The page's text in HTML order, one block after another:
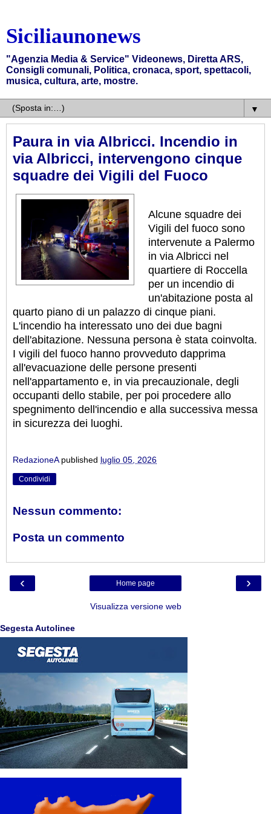
Siciliaunonews
"Agenzia Media & Service" Videonews, Diretta ARS,
Consigli comunali, Politica, cronaca, sport, spettacoli,
musica, cultura, arte, mostre.
▼
Paura in via Albricci. Incendio in
via Albricci, intervengono cinque
squadre dei Vigili del Fuoco
Alcune squadre dei
Vigili del fuoco sono
intervenute a Palermo
in via Albricci nel
quartiere di Roccella
per un incendio di
un'abitazione posta al
quarto piano di un palazzo di cinque piani.
L'incendio ha interessato uno dei due bagni
dell'abitazione. Nessuna persona è stata coinvolta.
I vigili del fuoco hanno provveduto dapprima
all'evacuazione delle persone presenti
nell'appartamento e, in via precauzionale, degli
occupanti dello stabile, per poi procedere allo
spegnimento dell'incendio e alla successiva messa
in sicurezza dei luoghi.
RedazioneA published luglio 05, 2026
Condividi
Nessun commento:
Posta un commento
‹ ›
Home page
Visualizza versione web
Segesta Autolinee